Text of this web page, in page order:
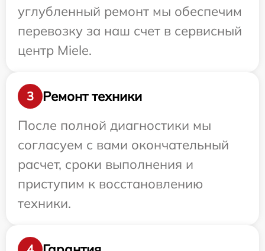
углубленный ремонт мы обеспечим
перевозку за наш счет в сервисный
центр Miele.
3
Ремонт техники
После полной диагностики мы
согласуем с вами окончательный
расчет, сроки выполнения и
приступим к восстановлению
техники.